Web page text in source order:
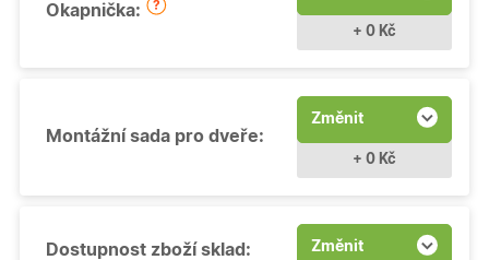
Okapnička:
+ 0 Kč
Montážní sada pro dveře:
Změnit
+ 0 Kč
Dostupnost zboží sklad: Změnit